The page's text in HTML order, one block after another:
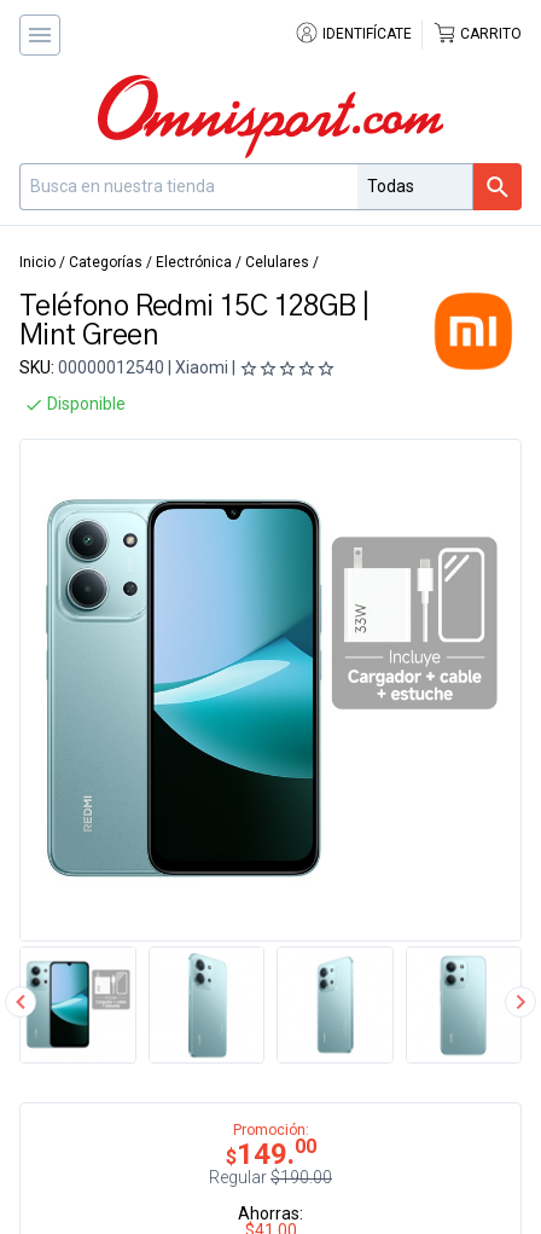
IDENTIFÍCATE CARRITO
Inicio / Categorías / Electrónica / Celulares /
Teléfono Redmi 15C 128GB |
Mint Green
SKU: 00000012540 | Xiaomi |
Disponible
Promoción:
$149.00
Regular$190.00
Ahorras:
$41.00